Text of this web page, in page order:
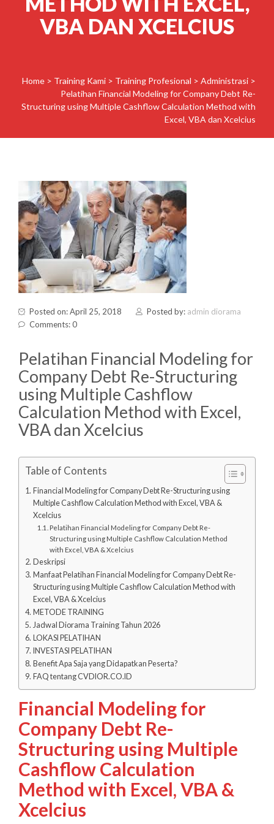
VBA DAN XCELCIUS
Home > Training Kami > Training Profesional > Administrasi >
Pelatihan Financial Modeling for Company Debt Re-
Structuring using Multiple Cashflow Calculation Method with
Excel, VBA dan Xcelcius
Posted on: April 25, 2018 Posted by: admin diorama
Comments: 0
Pelatihan Financial Modeling for
Company Debt Re-Structuring
using Multiple Cashflow
Calculation Method with Excel,
VBA dan Xcelcius
Table of Contents
Financial Modeling for Company Debt Re-Structuring using
Multiple Cashflow Calculation Method with Excel, VBA &
Xcelcius
Pelatihan Financial Modeling for Company Debt Re-
Structuring using Multiple Cashflow Calculation Method
with Excel, VBA & Xcelcius
Deskripsi
Manfaat Pelatihan Financial Modeling for Company Debt Re-
Structuring using Multiple Cashflow Calculation Method with
Excel, VBA & Xcelcius
METODE TRAINING
Jadwal Diorama Training Tahun 2026
LOKASI PELATIHAN
INVESTASI PELATIHAN
Benefit Apa Saja yang Didapatkan Peserta?
FAQ tentang CVDIOR.CO.ID
Financial Modeling for
Company Debt Re-
Structuring using Multiple
Cashflow Calculation
Method with Excel, VBA &
Xcelcius